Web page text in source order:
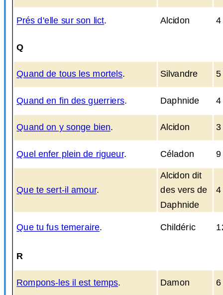
Prés d'elle sur son lict. Alcidon 4
Q
Quand de tous les mortels. Silvandre 5
Quand en fin des guerriers. Daphnide 4
Quand on y songe bien. Alcidon 3
Quel enfer plein de rigueur. Céladon 9
Que te sert-il amour.
Alcidon dit
des vers de
Daphnide
4
Que tu fus temeraire. Childéric
R
Rompons-les il est temps. Damon 6